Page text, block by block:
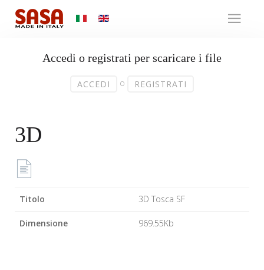
Accedi o registrati per scaricare i file
ACCEDI o REGISTRATI
3D
Titolo 3D Tosca SF
Dimensione 969.55Kb